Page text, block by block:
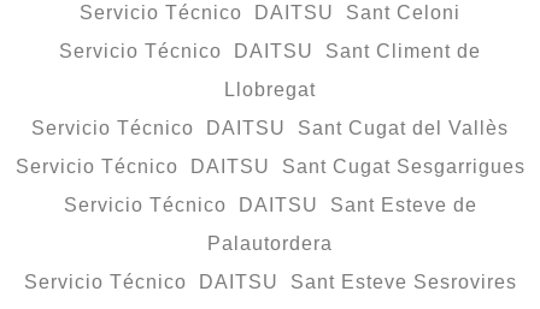
Servicio Técnico DAITSU Sant Celoni
Servicio Técnico DAITSU Sant Climent de
Llobregat
Servicio Técnico DAITSU Sant Cugat del Vallès
Servicio Técnico DAITSU Sant Cugat Sesgarrigues
Servicio Técnico DAITSU Sant Esteve de
Palautordera
Servicio Técnico DAITSU Sant Esteve Sesrovires